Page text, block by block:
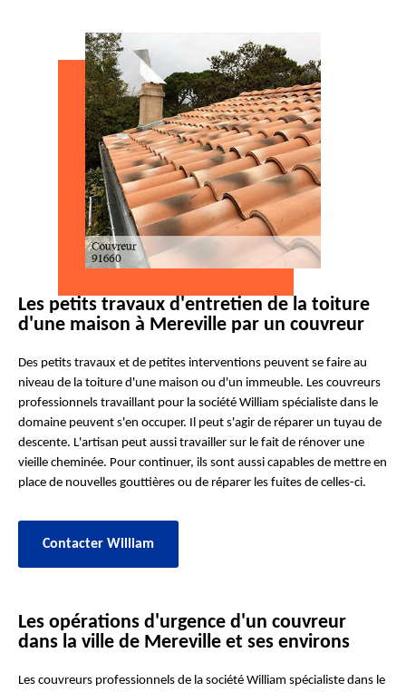
Les petits travaux d'entretien de la toiture
d'une maison à Mereville par un couvreur
Des petits travaux et de petites interventions peuvent se faire au
niveau de la toiture d'une maison ou d'un immeuble. Les couvreurs
professionnels travaillant pour la société William spécialiste dans le
domaine peuvent s'en occuper. Il peut s'agir de réparer un tuyau de
descente. L'artisan peut aussi travailler sur le fait de rénover une
vieille cheminée. Pour continuer, ils sont aussi capables de mettre en
place de nouvelles gouttières ou de réparer les fuites de celles-ci.
Contacter William
Les opérations d'urgence d'un couvreur
dans la ville de Mereville et ses environs
Les couvreurs professionnels de la société William spécialiste dans le